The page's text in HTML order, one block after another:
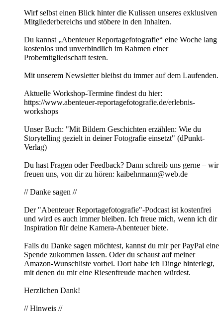
Wirf selbst einen Blick hinter die Kulissen unseres exklusiven
Mitgliederbereichs und stöbere in den Inhalten.
Du kannst „Abenteuer Reportagefotografie“ eine Woche lang
kostenlos und unverbindlich im Rahmen einer
Probemitgliedschaft testen.
Mit unserem Newsletter bleibst du immer auf dem Laufenden.
Aktuelle Workshop-Termine findest du hier:
https://www.abenteuer-reportagefotografie.de/erlebnis-
workshops
Unser Buch: "Mit Bildern Geschichten erzählen: Wie du
Storytelling gezielt in deiner Fotografie einsetzt" (dPunkt-
Verlag)
Du hast Fragen oder Feedback? Dann schreib uns gerne – wir
freuen uns, von dir zu hören: kaibehrmann@web.de
// Danke sagen //
Der "Abenteuer Reportagefotografie"-Podcast ist kostenfrei
und wird es auch immer bleiben. Ich freue mich, wenn ich dir
Inspiration für deine Kamera-Abenteuer biete.
Falls du Danke sagen möchtest, kannst du mir per PayPal eine
Spende zukommen lassen. Oder du schaust auf meiner
Amazon-Wunschliste vorbei. Dort habe ich Dinge hinterlegt,
mit denen du mir eine Riesenfreude machen würdest.
Herzlichen Dank!
// Hinweis //